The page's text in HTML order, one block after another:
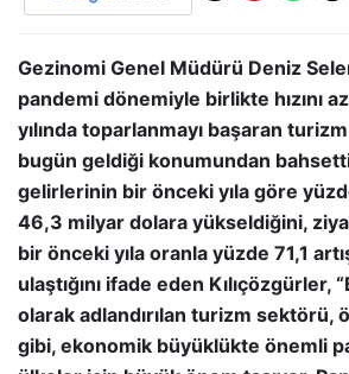
Gezinomi Genel Müdürü Deniz
pandemi dönemiyle birlikte hızını
yılında toparlanmayı başaran
bugün geldiği konumundan
gelirlerinin bir önceki yıla göre
46,3 milyar dolara yükseldiğini,
bir önceki yıla oranla yüzde 71,1
ulaştığını ifade eden Kılıçözgürler,
olarak adlandırılan turizm sektörü,
gibi, ekonomik büyüklükte önemli